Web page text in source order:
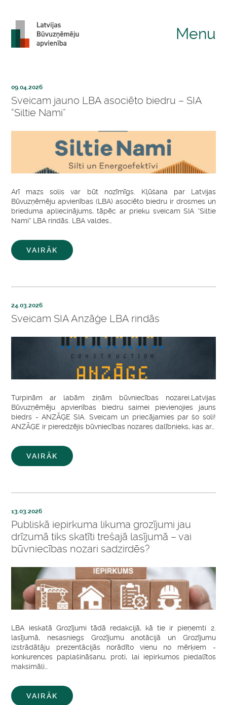
Menu
09.04.2026
Sveicam jauno LBA asociēto biedru – SIA
“Siltie Nami”
Arī mazs solis var būt nozīmīgs. Kļūšana par Latvijas
Būvuzņēmēju apvienības (LBA) asociēto biedru ir drosmes un
brieduma apliecinājums, tāpēc ar prieku sveicam SIA “Siltie
Nami” LBA rindās. LBA valdes…
VAIRĀK
24.03.2026
Sveicam SIA Anzāģe LBA rindās
Turpinām ar labām ziņām būvniecības nozarei.Latvijas
Būvuzņēmēju apvienības biedru saimei pievienojies jauns
biedrs - ANZĀĢE SIA. Sveicam un priecājamies par šo soli!
ANZĀĢE ir pieredzējis būvniecības nozares dalībnieks, kas ar…
VAIRĀK
13.03.2026
Publiskā iepirkuma likuma grozījumi jau
drīzumā tiks skatīti trešajā lasījumā – vai
būvniecības nozari sadzirdēs?
LBA ieskatā Grozījumi tādā redakcijā, kā tie ir pieņemti 2.
lasījumā, nesasniegs Grozījumu anotācijā un Grozījumu
izstrādātāju prezentācijās norādīto vienu no mērķiem -
konkurences paplašināšanu, proti, lai iepirkumos piedalītos
maksimāli…
VAIRĀK